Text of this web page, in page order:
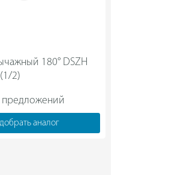
180° DSZH
предложений
аналог